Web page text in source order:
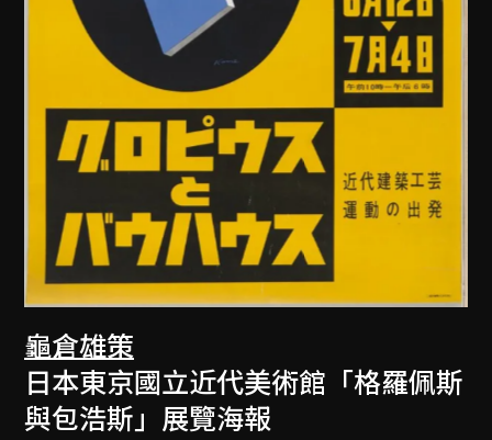
龜倉雄策
日本東京國立近代美術館「格羅佩斯
與包浩斯」展覽海報